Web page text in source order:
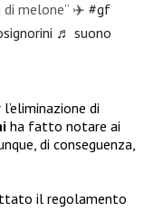
di melone” ✈️#gf
♬ suono
di
ha fatto notare ai
di conseguenza,
il regolamento